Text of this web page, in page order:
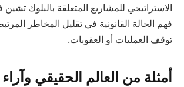
الاستراتيجي للمشاريع المتعلقة بالبلوك تشين
فهم الحالة القانونية في تقليل المخاطر
توقف العمليات أو العقوبات.
أمثلة من العالم الحقيقي